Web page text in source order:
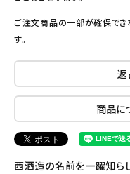
ご注文商品の一部が確保でき
す。
返
商品に
西酒造の名前を一躍知ら